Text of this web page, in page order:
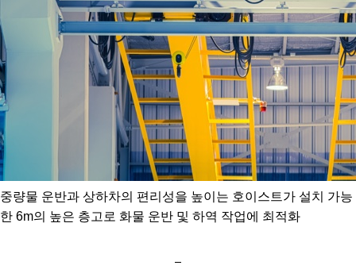
중량물 운반과 상하차의 편리성을 높이는 호이스트가 설치 가능
한 6m의 높은 층고로 화물 운반 및 하역 작업에 최적화